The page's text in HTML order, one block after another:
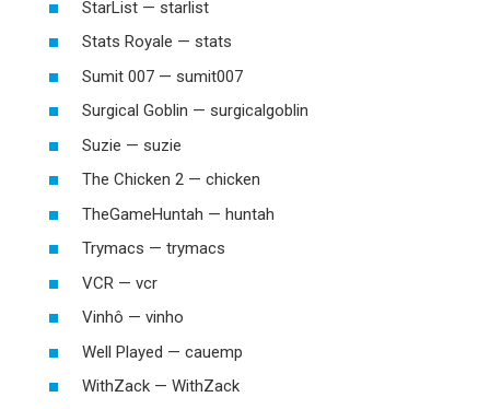
StarList — starlist
Stats Royale — stats
Sumit 007 — sumit007
Surgical Goblin — surgicalgoblin
Suzie — suzie
The Chicken 2 — chicken
TheGameHuntah — huntah
Trymacs — trymacs
VCR — vcr
Vinhô — vinho
Well Played — cauemp
WithZack — WithZack